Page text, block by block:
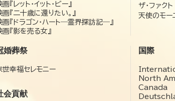
画『レット・イット・ビー』
画『二十歳に還りたい。』
画『ドラゴン・ハート―霊界探訪記―』
画『影を売る女』
ザ・ファク
天使のモー
婚葬祭
世幸福セレモニー
会貢献
国際
North
Canada